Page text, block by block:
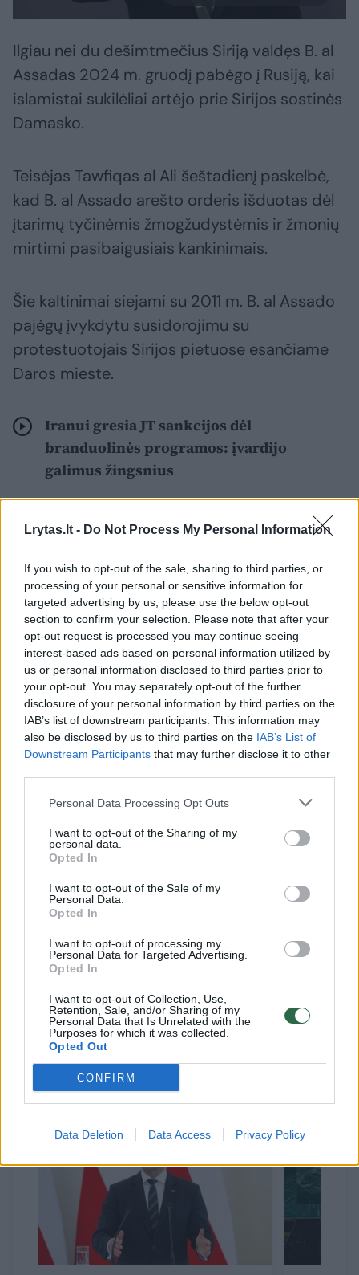
Lrytas.lt - Do Not Process My Personal Information
If you wish to opt-out of the sale, sharing to third parties, or
processing of your personal or sensitive information for
targeted advertising by us, please use the below opt-out
section to confirm your selection. Please note that after your
opt-out request is processed you may continue seeing
interest-based ads based on personal information utilized by
us or personal information disclosed to third parties prior to
your opt-out. You may separately opt-out of the further
disclosure of your personal information by third parties on the
IAB’s list of downstream participants. This information may
also be disclosed by us to third parties on the IAB’s List of
Downstream Participants that may further disclose it to other
Personal Data Processing Opt Outs
I want to opt-out of the Sharing of my
personal data.
Opted In
I want to opt-out of the Sale of my
Personal Data.
Opted In
I want to opt-out of processing my
Personal Data for Targeted Advertising.
Opted In
I want to opt-out of Collection, Use,
Retention, Sale, and/or Sharing of my
Personal Data that Is Unrelated with the
Purposes for which it was collected.
Opted Out
CONFIRM
Data Deletion Data Access Privacy Policy
Ilgiau nei du dešimtmečius Siriją valdęs B. al
Assadas 2024 m. gruodį pabėgo į Rusiją, kai
islamistai sukilėliai artėjo prie Sirijos sostinės
Damasko.
Teisėjas Tawfiqas al Ali šeštadienį paskelbė,
kad B. al Assado arešto orderis išduotas dėl
įtarimų tyčinėmis žmogžudystėmis ir žmonių
mirtimi pasibaigusiais kankinimais.
Šie kaltinimai siejami su 2011 m. B. al Assado
pajėgų įvykdytu susidorojimu su
protestuotojais Sirijos pietuose esančiame
Daros mieste.
Iranui gresia JT sankcijos dėl
branduolinės programos: įvardijo
galimus žingsnius
Teismo sprendimas reiškia, kad arešto
orderis gali būti paskelbtas per Interpolą, o
byla nagrinėjama tarptautiniu mastu.
Reikalaujant politinių pokyčių, 2011 m. Sirijoje
kilo taikus demokratinis sukilimas prieš B. al
Assado valdžią.
Tačiau valdžia atsakė panaudodama žiaurias
priemones, o situacija greitai peraugo į
tūkstančių žmonių, o šalis buvo suniokota.
Susiję straipsniai